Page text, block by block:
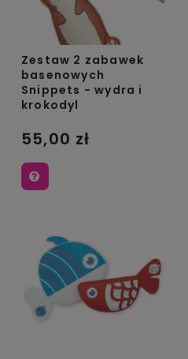
Zestaw 2 zabawek
basenowych
Snippets - wydra i
krokodyl
55,00 zł